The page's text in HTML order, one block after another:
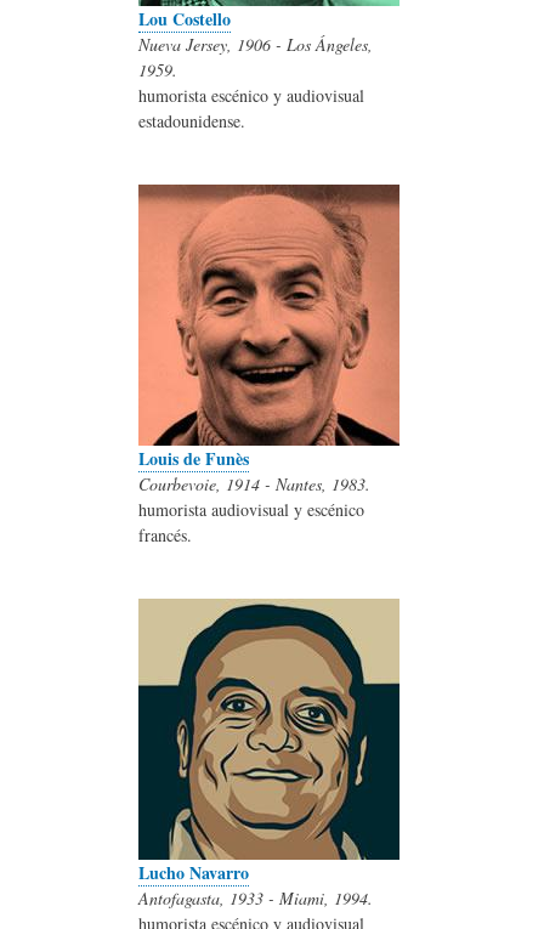
Lou Costello
Nueva Jersey, 1906 - Los Ángeles,
1959.
humorista escénico y audiovisual
estadounidense.
Louis de Funès
Courbevoie, 1914 - Nantes, 1983.
humorista audiovisual y escénico
francés.
Lucho Navarro
Antofagasta, 1933 - Miami, 1994.
humorista escénico y audiovisual